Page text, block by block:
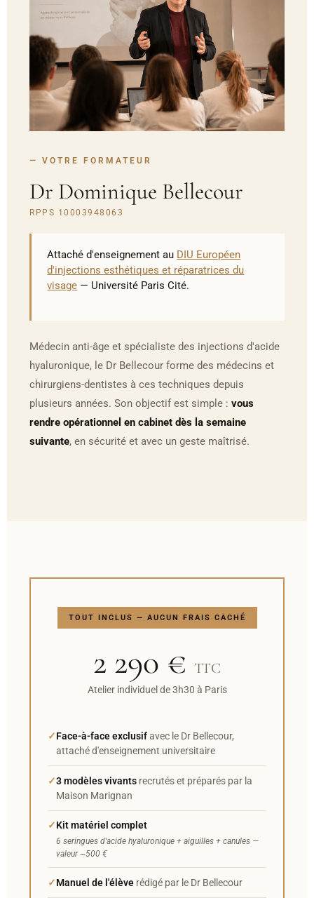
— VOTRE FORMATEUR
Dr Dominique Bellecour
RPPS 10003948063
Attaché d'enseignement au DIU Européen
d'injections esthétiques et réparatrices du
visage — Université Paris Cité.
Médecin anti-âge et spécialiste des injections d'acide
hyaluronique, le Dr Bellecour forme des médecins et
chirurgiens-dentistes à ces techniques depuis
plusieurs années. Son objectif est simple : vous
rendre opérationnel en cabinet dès la semaine
suivante, en sécurité et avec un geste maîtrisé.
TOUT INCLUS — AUCUN FRAIS CACHÉ
2 290 € TTC
Atelier individuel de 3h30 à Paris
Face-à-face exclusifavec le Dr Bellecour,
attaché d'enseignement universitaire
3 modèles vivants recrutés et préparés par la
Maison Marignan
Kit matériel complet
6 seringues d'acide hyaluronique + aiguilles + canules —
valeur ~500 €
Manuel de l'élève rédigé par le Dr Bellecour